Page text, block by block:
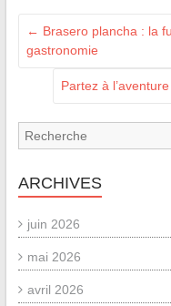
← Brasero plancha : la
gastronomie
Partez à
ARCHIVES
juin 2026
mai 2026
avril 2026